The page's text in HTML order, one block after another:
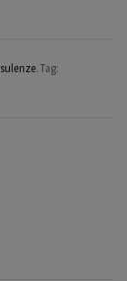
. Tag: